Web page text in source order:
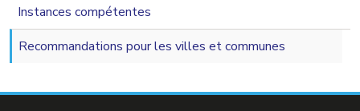
Instances compétentes
Recommandations pour les villes et communes